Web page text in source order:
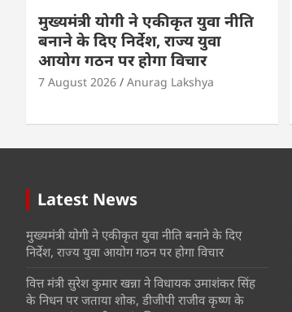
मुख्यमंत्री योगी ने एकीकृत युवा नीति
बनाने के दिए निर्देश, राज्य युवा
आयोग गठन पर होगा विचार
7 August 2026 Anurag Lakshya
Latest News
मुख्यमंत्री योगी ने एकीकृत युवा नीति बनाने के दिए
निर्देश, राज्य युवा आयोग गठन पर होगा विचार
वित्त मंत्री सुरेश कुमार खन्ना ने विधायक उमाशंकर सिंह
के निधन पर जताया शोक, डीजीपी राजीव कृष्ण के